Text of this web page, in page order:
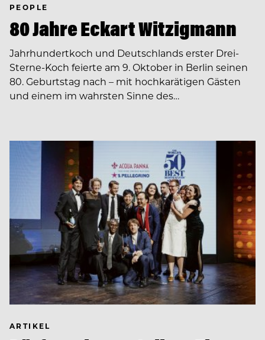
PEOPLE
80 Jahre Eckart Witzigmann
Jahrhundertkoch und Deutschlands erster Drei-
Sterne-Koch feierte am 9. Oktober in Berlin seinen
80. Geburtstag nach – mit hochkarätigen Gästen
und einem im wahrsten Sinne des…
ARTIKEL